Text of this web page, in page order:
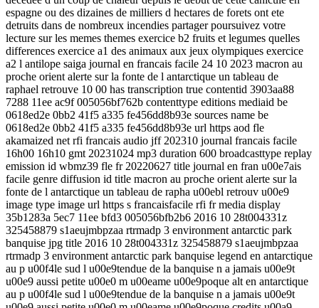
espagne ou des dizaines de milliers d hectares de forets ont ete
detruits dans de nombreux incendies partager poursuivez votre
lecture sur les memes themes exercice b2 fruits et legumes quelles
differences exercice a1 des animaux aux jeux olympiques exercice
a2 l antilope saiga journal en francais facile 24 10 2023 macron au
proche orient alerte sur la fonte de l antarctique un tableau de
raphael retrouve 10 00 has transcription true contentid 3903aa88
7288 11ee ac9f 005056bf762b contenttype editions mediaid be
0618ed2e 0bb2 41f5 a335 fe456dd8b93e sources name be
0618ed2e 0bb2 41f5 a335 fe456dd8b93e url https aod fle
akamaized net rfi francais audio jff 202310 journal francais facile
16h00 16h10 gmt 20231024 mp3 duration 600 broadcasttype replay
emission id wbmz39 fle fr 20220627 title journal en fran u00e7ais
facile genre diffusion id title macron au proche orient alerte sur la
fonte de l antarctique un tableau de rapha u00ebl retrouv u00e9
image type image url https s francaisfacile rfi fr media display
35b1283a 5ec7 11ee bfd3 005056bfb2b6 2016 10 28t004331z
325458879 s1aeujmbpzaa rtrmadp 3 environment antarctic park
banquise jpg title 2016 10 28t004331z 325458879 s1aeujmbpzaa
rtrmadp 3 environment antarctic park banquise legend en antarctique
au p u00f4le sud l u00e9tendue de la banquise n a jamais u00e9t
u00e9 aussi petite u00e0 m u00eame u00e9poque alt en antarctique
au p u00f4le sud l u00e9tendue de la banquise n a jamais u00e9t